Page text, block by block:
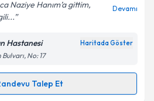
işlenmesine ilişkin
Aydınlatma
ve kişisel verilerimin belirtilen
kabul ediyorum.
Naziye Hanım’a gittim,
Devamı
Hastanesi Haritada Göster
No: 17
Talep Et
Talebi